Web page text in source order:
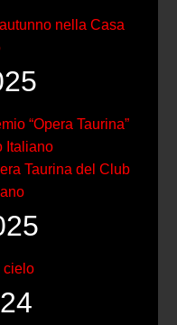
nella Casa
“Opera Taurina”
Italiano
Taurina del Club
cielo